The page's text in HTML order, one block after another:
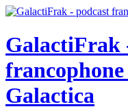
GalactiFrak
Galactica